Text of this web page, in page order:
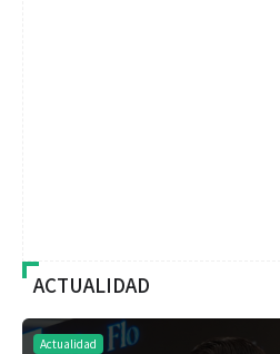
ACTUALIDAD
Actualidad